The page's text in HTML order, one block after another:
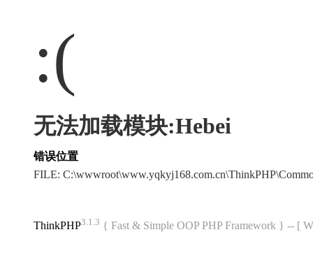
:(
无法加载模块:Hebei
错误位置
FILE:
ThinkPHP3.1.3 { Fast & Simple OOP PHP Framework } -- [